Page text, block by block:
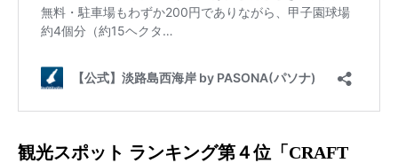
観光スポット ランキング第４位「CRAFT